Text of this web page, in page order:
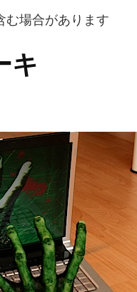
む場合があります
キ